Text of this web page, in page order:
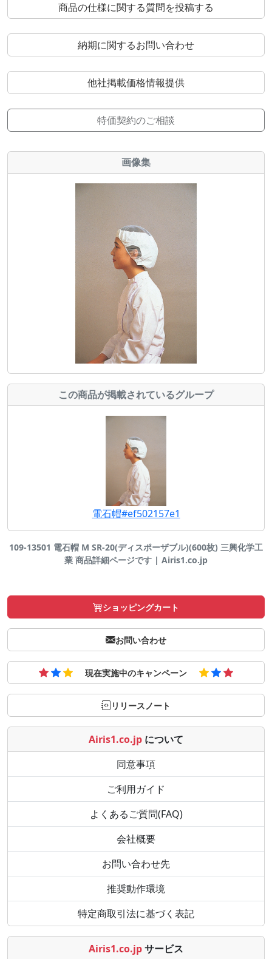
商品の仕様に関する質問を投稿する
納期に関するお問い合わせ
他社掲載価格情報提供
特価契約のご相談
画像集
この商品が掲載されているグループ
電石帽#ef502157e1
109-13501 電石帽 M SR-20(ディスポーザブル)(600枚) 三興化学工
業 商品詳細ページです | Airis1.co.jp
ショッピングカート
お問い合わせ
現在実施中のキャンペーン
リリースノート
Airis1.co.jp について
同意事項
ご利用ガイド
よくあるご質問(FAQ)
会社概要
お問い合わせ先
推奨動作環境
特定商取引法に基づく表記
Airis1.co.jpサービス